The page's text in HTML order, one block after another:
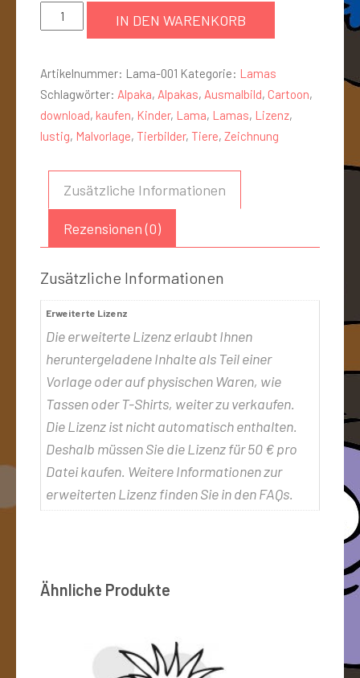
IN DEN WARENKORB
Artikelnummer: Lama-001 Kategorie: Lamas
Schlagwörter: Alpaka, Alpakas, Ausmalbild, Cartoon,
download, kaufen, Kinder, Lama, Lamas, Lizenz,
lustig, Malvorlage, Tierbilder, Tiere, Zeichnung
Zusätzliche Informationen
Rezensionen (0)
Zusätzliche Informationen
Erweiterte Lizenz
Die erweiterte Lizenz erlaubt Ihnen
heruntergeladene Inhalte als Teil einer
Vorlage oder auf physischen Waren, wie
Tassen oder T-Shirts, weiter zu verkaufen.
Die Lizenz ist nicht automatisch enthalten.
Deshalb müssen Sie die Lizenz für 50 € pro
Datei kaufen. Weitere Informationen zur
erweiterten Lizenz finden Sie in den FAQs.
Ähnliche Produkte